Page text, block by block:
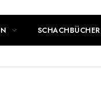
SCHACHBÜCHER